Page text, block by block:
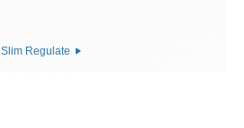
Slim Regulate